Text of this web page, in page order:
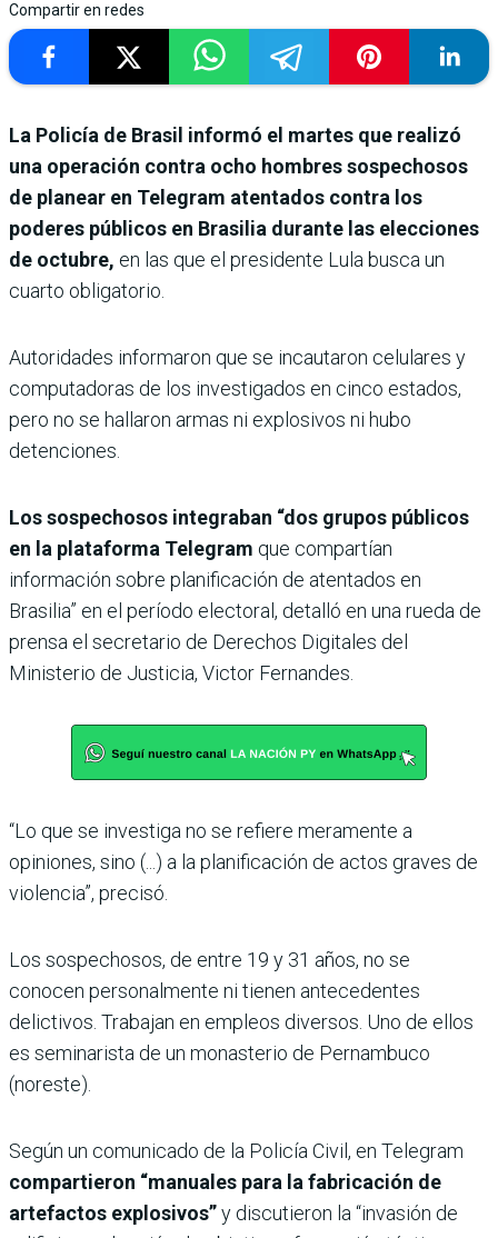
Compartir en redes
La Policía de Brasil informó el martes que realizó
una operación contra ocho hombres sospechosos
de planear en Telegram atentados contra los
poderes públicos en Brasilia durante las elecciones
de octubre, en las que el presidente Lula busca un
cuarto obligatorio.
Autoridades informaron que se incautaron celulares y
computadoras de los investigados en cinco estados,
pero no se hallaron armas ni explosivos ni hubo
detenciones.
Los sospechosos integraban “dos grupos públicos
en la plataforma Telegram que compartían
información sobre planificación de atentados en
Brasilia” en el período electoral, detalló en una rueda de
prensa el secretario de Derechos Digitales del
Ministerio de Justicia, Victor Fernandes.
“Lo que se investiga no se refiere meramente a
opiniones, sino (...) a la planificación de actos graves de
violencia”, precisó.
Los sospechosos, de entre 19 y 31 años, no se
conocen personalmente ni tienen antecedentes
delictivos. Trabajan en empleos diversos. Uno de ellos
es seminarista de un monasterio de Pernambuco
(noreste).
Según un comunicado de la Policía Civil, en Telegram
compartieron “manuales para la fabricación de
artefactos explosivos”y discutieron la “invasión de